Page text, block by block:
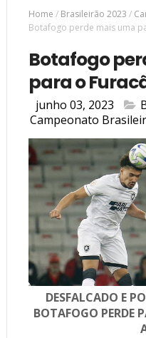
Home / Brasileirão 2023 /
Botafogo perde mais uma
Botafogo
para o
junho 03, 2023
Campeonato
DESFALCADO E
BOTAFOGO PERDE